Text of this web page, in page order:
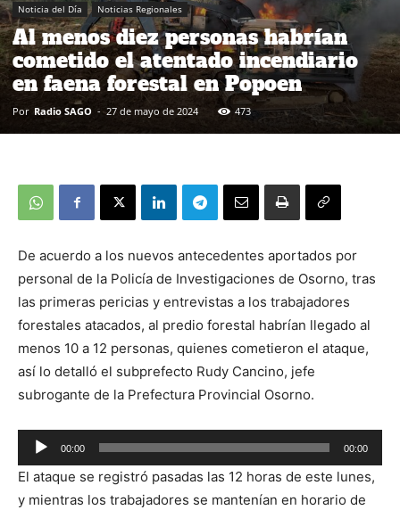
Noticia del Día Noticias Regionales
Al menos diez personas habrían
cometido el atentado incendiario
en faena forestal en Popoen
Por Radio SAGO - 27 de mayo de 2024 473
De acuerdo a los nuevos antecedentes aportados por
personal de la Policía de Investigaciones de Osorno, tras
las primeras pericias y entrevistas a los trabajadores
forestales atacados, al predio forestal habrían llegado al
menos 10 a 12 personas, quienes cometieron el ataque,
así lo detalló el subprefecto Rudy Cancino, jefe
subrogante de la Prefectura Provincial Osorno.
Reproductor
de
audio
00:00 00:00
El ataque se registró pasadas las 12 horas de este lunes,
y mientras los trabajadores se mantenían en horario de